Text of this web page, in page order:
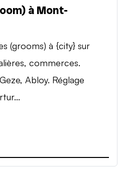
à Mont-
(grooms) à {city} sur
commerces.
Abloy. Réglage